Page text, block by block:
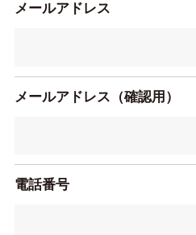
メールアドレス
メールアドレス（確認用）
電話番号